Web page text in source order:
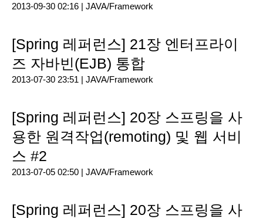
2013-09-30 02:16 | JAVA/Framework
[Spring 레퍼런스] 21장 엔터프라이
즈 자바빈(EJB) 통합
2013-07-30 23:51 | JAVA/Framework
[Spring 레퍼런스] 20장 스프링을 사
용한 원격작업(remoting) 및 웹 서비
스 #2
2013-07-05 02:50 | JAVA/Framework
[Spring 레퍼런스] 20장 스프링을 사